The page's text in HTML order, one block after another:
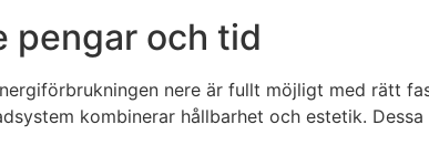
pengar och tid
nere är fullt möjligt med rätt
kombinerar hållbarhet och estetik.